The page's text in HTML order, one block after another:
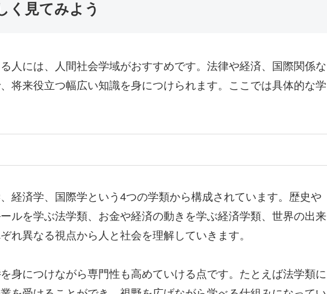
く見てみよう
人には、人間社会学域がおすすめです。法律や経済、国際関係な
将来役立つ幅広い知識を身につけられます。ここでは具体的な学
経済学、国際学という4つの学類から構成されています。歴史や
ルを学ぶ法学類、お金や経済の動きを学ぶ経済学類、世界の出来
れ異なる視点から人と社会を理解していきます。
を身につけながら専門性も高めていける点です。たとえば法学類に